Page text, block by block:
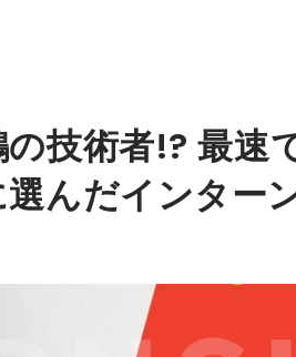
技術者!? 最速
んだインター